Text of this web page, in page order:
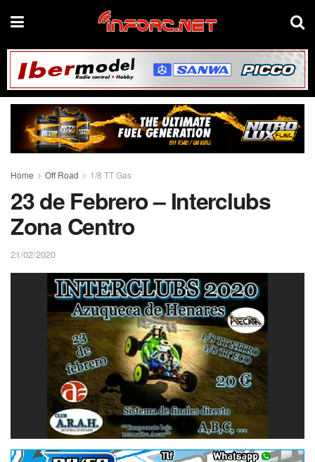
Home Off Road 1/8 TT Gas
23 de Febrero – Interclubs
Zona Centro
21/02/2020